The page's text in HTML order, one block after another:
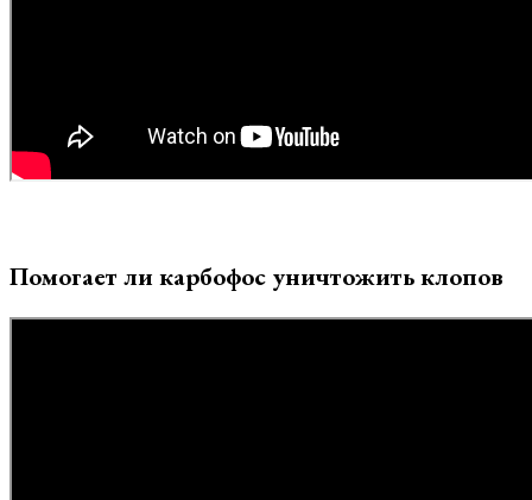
Помогает ли карбофос уничтожить клопов